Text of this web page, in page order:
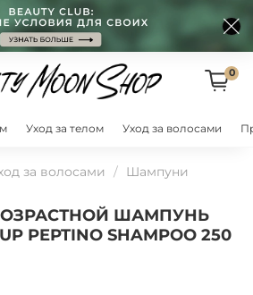
0
Уход за телом Уход за волосами
за волосами Шампуни
ШАМПУНЬ
PEPTINO SHAMPOO 250